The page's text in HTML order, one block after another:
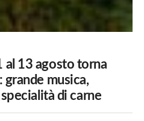
al 13 agosto torna
grande musica,
di carne